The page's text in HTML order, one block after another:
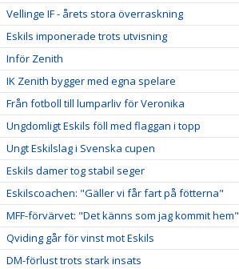
Vellinge IF - årets stora överraskning
Eskils imponerade trots utvisning
Inför Zenith
IK Zenith bygger med egna spelare
Från fotboll till lumparliv för Veronika
Ungdomligt Eskils föll med flaggan i topp
Ungt Eskilslag i Svenska cupen
Eskils damer tog stabil seger
Eskilscoachen: "Gäller vi får fart på fötterna"
MFF-förvärvet: "Det känns som jag kommit hem"
Qviding går för vinst mot Eskils
DM-förlust trots stark insats